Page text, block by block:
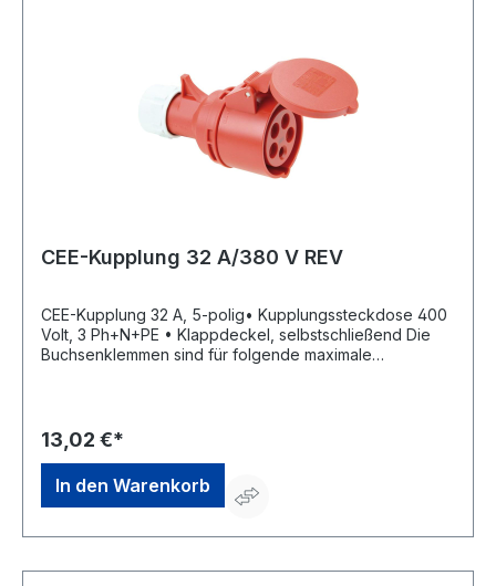
CEE-Kupplung 32 A/380 V REV
CEE-Kupplung 32 A, 5-polig• Kupplungssteckdose 400
Volt, 3 Ph+N+PE • Klappdeckel, selbstschließend Die
Buchsenklemmen sind für folgende maximale
Frankenstr.1-4, 63776 Mömbris, DE, +4960297070,
info@rev.de
13,02 €*
In den Warenkorb